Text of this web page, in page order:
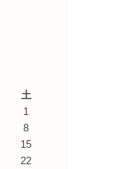
土
1
8
15
22